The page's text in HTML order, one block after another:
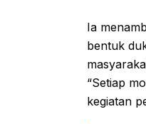
Ia
bentuk
“Setiap
kegiatan